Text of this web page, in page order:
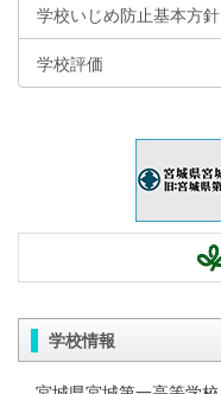
学校いじめ防止基本方針
学校評価
学校情報